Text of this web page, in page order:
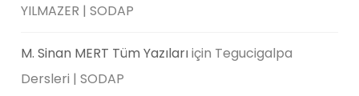
YILMAZER | SODAP
M. Sinan MERT Tüm Yazılarıiçin Tegucigalpa
Dersleri | SODAP